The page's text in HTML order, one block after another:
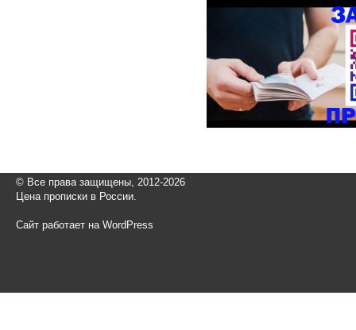
© Все права защищены, 2012-2026
Цена прописки в России.
Сайт работает на WordPress